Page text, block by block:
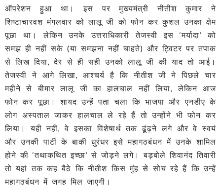
ऑपरेशन हुआ था। इस पर मुख्यमंत्री नीतीश कुमार ने
शिष्टाचारवश मंगलवार को लालू जी को फोन कर कुशल उनका क्षेम
पूछा था। लेकिन उनके उत्तराधिकारी तेजस्वी इस ‘मर्यादा’ को
समझ ही नहीं सके (या समझना नहीं चाहते) और ट्विटर पर तपाक
से लिख दिया, देर से ही सही उनको लालू जी की याद तो आई।
तेजस्वी ने आगे लिखा, आश्चर्य है कि नीतीश जी ने पिछले चार
महीने से बीमार लालू जी का हालचाल नहीं लिया, लेकिन आज
फोन कर पूछा। शायद उन्हें पता चला कि भाजपा और एनडीए के
लोग अस्पताल जाकर हालचाल ले रहे हैं तो उन्होंने भी फोन कर
लिया। यही नहीं, वे इसका विशेषार्थ तक ढूंढ़ने लगे और वे स्वयं
और उनकी पार्टी के बाकी धुरंधर इसे महागठबंधन में उनके शामिल
होने की ‘तथाकथित इच्छा’ से जोड़ने लगे। बड़बोले शिवानंद तिवारी
तो यहां तक कह बैठे कि नीतीश किस मुंह से सोच रहे हैं कि उन्हें
महागठबंधन में जगह मिल जाएगी।